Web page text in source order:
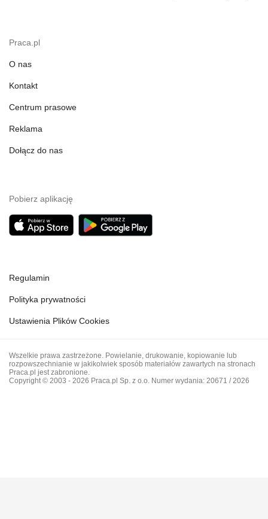
Praca.pl
O nas
Kontakt
Centrum prasowe
Reklama
Dołącz do nas
Pobierz aplikację
Regulamin
Polityka prywatności
Ustawienia Plików Cookies
Wszelkie prawa zastrzeżone. Powielanie, drukowanie, kopiowanie lub
rozpowszechnianie w jakikolwiek sposób materiałów zawartych na stronach
Praca.pl jest zabronione.
Copyright © 2003 - 2026 Praca.pl Sp. z o.o. Numer wydania: 20671 / 2026